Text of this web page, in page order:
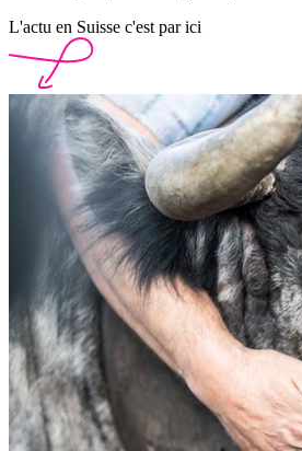
L'actu en Suisse c'est par ici